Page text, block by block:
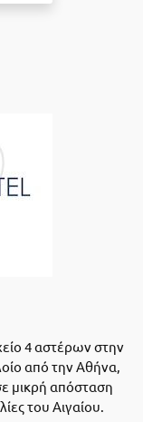
4 αστέρων στην
από την Αθήνα,
μικρή απόσταση
του Αιγαίου.